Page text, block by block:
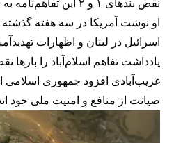
نقض بندهای ۱ و ۲ این تفاهم‌نامه به شمار می‌رود.
او نوشت آمریکا در سه هفته گذشته
یادداشت تفاهم اسلام‌آباد را
غریب‌آبادی افزود جمهوری اسلامی
صیانت از منافع و امنیت ملی خود